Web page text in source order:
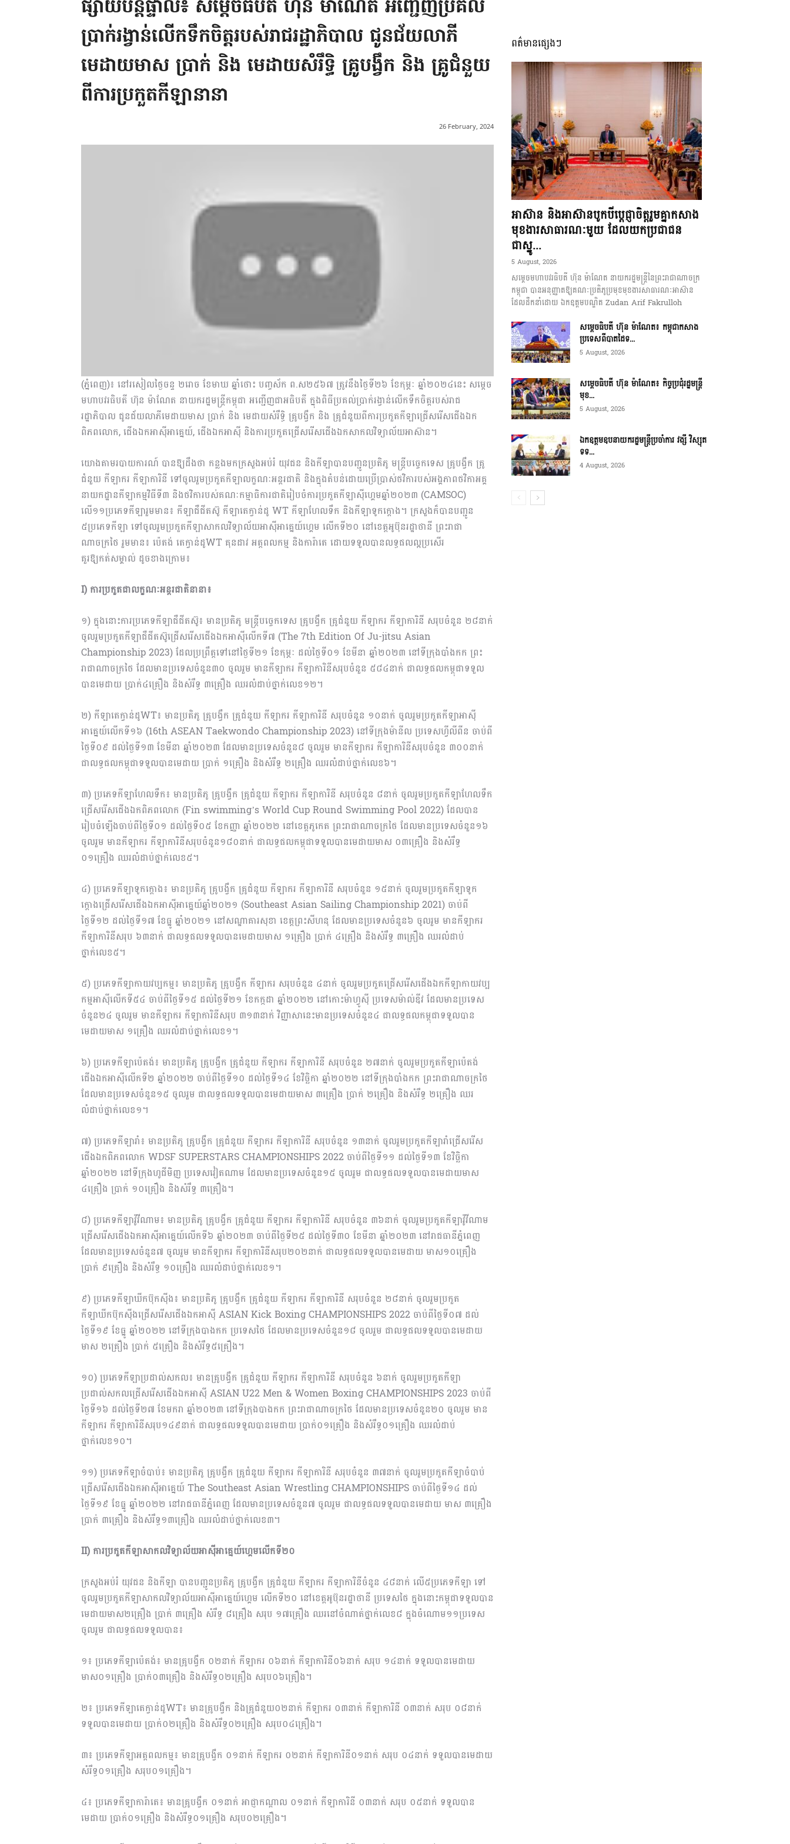
ប្រតិកម្ម
រហ័ស
ផ្សាយបន្តផ្ទាល់៖ សម្តេចធិបតី ហ៊ុន ម៉ាណែត អញ្ជើញប្រគល់
ប្រាក់រង្វាន់លើកទឹកចិត្តរបស់រាជរដ្ឋាភិបាល ជូនជ័យលាភី
មេដាយមាស ប្រាក់ និង មេដាយសំរឹទ្ធិ គ្រូបង្វឹក និង គ្រូជំនួយ
ពីការប្រកួតកីឡានានា
26 February, 2024
(ភ្នំពេញ)៖ នៅរសៀលថ្ងៃចន្ទ ២រោច ខែមាឃ ឆ្នាំថោះ បញ្ចស័ក ព.ស២៥៦៧ ត្រូវនឹងថ្ងៃទី២៦ ខែកុម្ភៈ ឆ្នាំ២០២៤នេះ សម្តេច
មហាបវរធិបតី ហ៊ុន ម៉ាណែត នាយករដ្ឋមន្ត្រីកម្ពុជា អញ្ជើញជាអធិបតី ក្នុងពិធីប្រគល់ប្រាក់រង្វាន់លើកទឹកចិត្តរបស់រាជ
រដ្ឋាភិបាល ជូនជ័យលាភីមេដាយមាស ប្រាក់ និង មេដាយសំរឹទ្ធិ គ្រូបង្វឹក និង គ្រូជំនួយពីការប្រកួតកីឡា​ជ្រើសរើសជើងឯក
ពិភពលោក, ជើងឯកអាស៊ី​អាគ្នេយ៍, ជើងឯកអាស៊ី និងការប្រកួតជ្រើសរើសជើងឯកសាកលវិទ្យាល័យអាស៊ាន។
យោងតាមរបាយការណ៍ បានឱ្យដឹងថា កន្លងមកក្រសួងអប់រំ យុវជន និងកីឡាបានបញ្ជូនប្រតិភូ មន្ដ្រីបច្ចេកទេស គ្រូបង្វឹក គ្រូ
ជំនួយ កីឡាករ កីឡាការិនី ទៅចូលរួមប្រកួតកីឡាលក្ខណៈអន្ដរជាតិ និងក្នុងតំបន់ដោយប្រើប្រាស់ថវិកា​របស់អង្គភាព​ថវិកាអគ្គ
នាយកដ្ឋានកីឡាកម្មវិធីទី៣ និងថវិការបស់គណៈកម្មាធិការជាតិរៀបចំការប្រកួត​កីឡាស៊ីហ្គេម​ឆ្នាំ២០២៣ (CAMSOC)
លើ១១ប្រភេទកីឡារួមមាន៖ កីឡាជឺជីតស៊ូ កីឡាតេក្វាន់ដូ WT កីឡាហែល​ទឹក និងកីឡាទូកក្ដោង។ ក្រសួងក៏បានបញ្ជូន
៥ប្រភេទកីឡា ទៅចូលរួមប្រកួតកីឡា​សាកល​វិទ្យាល័យ​អាស៊ីអាគ្នេយ៍ហ្គេម លើកទី២០ នៅខេត្ដអូប៊ុនរដ្ឋាថានី ព្រះរាជា
ណាចក្រថៃ រួមមាន៖ ប៉េតង់ តេក្វាន់ដូWT គុនដាវ អត្ដពលកម្ម និងការ៉ាតេ ដោយទទួលបានលទ្ធផលល្អប្រសើរ
គួរឱ្យកត់សម្គាល់ ដូចខាងក្រោម៖
I) ការប្រកួតជាលក្ខណៈអន្ដរជាតិនានា៖
១) ក្នុងនោះការប្រភេទកីឡាជឺជីតស៊ូ៖ មានប្រតិភូ មន្ដ្រីបច្ចេកទេស គ្រូបង្វឹក គ្រូជំនួយ កីឡាករ កីឡាការិនី សរុបចំនួន ២៨នាក់
ចូលរួមប្រកួតកីឡាជឺជីតស៊ូជ្រើសរើសជើងឯកអាស៊ីលើកទី៧ (The 7th Edition Of Ju-jitsu Asian
Championship 2023) ដែលប្រព្រឹត្តទៅនៅថ្ងៃទី២១ ខែកុម្ភៈ ដល់ថ្ងៃ​ទី០១ ខែមីនា ឆ្នាំ២០២៣ នៅទីក្រុងបាំងកក ព្រះ
រាជាណាចក្រថៃ ដែលមានប្រទេសចំនួន៣០ ចូលរួម មានកីឡាករ កីឡាការិនីសរុបចំនួន ៥៨៤នាក់ ជាលទ្ធផលកម្ពុជាទទួល
បានមេដាយ ប្រាក់​៤គ្រឿង និងសំរឹទ្ធ ៣គ្រឿង ឈរលំដាប់ថ្នាក់លេខ១២។
២) កីឡាតេក្វាន់ដូWT៖ មានប្រតិភូ គ្រូបង្វឹក គ្រូជំនួយ កីឡាករ កីឡាការិនី សរុបចំនួន ១០នាក់ ចូលរួម​ប្រកួតកីឡាអាស៊ី
អាគ្នេយ៍លើកទី១៦ (16th ASEAN Taekwondo Championship 2023) នៅ​ទីក្រុងម៉ានីល ប្រទេសហ្វីលីពីន ចាប់ពី
ថ្ងៃទី០៩ ដល់ថ្ងៃទី១៣ ខែមីនា ឆ្នាំ២០២៣ ដែលមានប្រទេស​ចំនួន៨ ចូលរួម មានកីឡាករ កីឡាការិនីសរុបចំនួន ៣០០នាក់
ជាលទ្ធផលកម្ពុជាទទួលបាន​មេដាយ ប្រាក់ ១គ្រឿង និងសំរឹទ្ធ ២គ្រឿង ឈរលំដាប់ថ្នាក់លេខ៦។
៣) ប្រភេទកីឡាហែលទឹក៖ មានប្រតិភូ គ្រូបង្វឹក គ្រូជំនួយ កីឡាករ កីឡាការិនី សរុបចំនួន ៨នាក់ ចូល​រួម​ប្រកួតកីឡាហែលទឹក
ជ្រើសរើសជើងឯកពិភពលោក (Fin swimming’s World Cup Round Swimming Pool 2022) ដែលបាន
រៀបចំឡើងចាប់ពីថ្ងៃទី០១ ដល់ថ្ងៃទី០៥ ខែកញ្ញា ឆ្នាំ២០២២ នៅខេត្ដភូកេត ព្រះរាជាណាចក្រថៃ ដែលមានប្រទេសចំនួន១៦
ចូលរួម មានកីឡាករ កីឡាការិនី​សរុប​ចំនួន១៨០នាក់ ជាលទ្ធផលកម្ពុជាទទួលបានមេដាយមាស ០៣គ្រឿង និងសំរឹទ្ធ
០១គ្រឿង ឈរលំដាប់ថ្នាក់លេខ៥។
៤) ប្រភេទកីឡាទូកក្ដោង៖ មានប្រតិភូ គ្រូបង្វឹក គ្រូជំនួយ កីឡាករ កីឡាការិនី សរុបចំនួន ១៥នាក់ ចូល​រួមប្រកួតកីឡាទូក
ក្ដោងជ្រើសរើសជើងឯកអាស៊ីអាគ្នេយ៍ឆ្នាំ២០២១ (Southeast Asian Sailing Championship 2021) ចាប់ពី
ថ្ងៃទី១២ ដល់ថ្ងៃទី១៧ ខែធ្នូ ឆ្នាំ២០២១ នៅសណ្ឋាគារសុខា ខេត្ដ​ព្រះសីហនុ ដែលមានប្រទេសចំនួន៦ ចូលរួម មានកីឡាករ
កីឡាការិនីសរុប ៦៣នាក់ ជាលទ្ធ​ផល​ទទួល​បានមេដាយមាស ១គ្រឿង ប្រាក់ ៤គ្រឿង និងសំរឹទ្ធ ៣គ្រឿង ឈរលំដាប់
ថ្នាក់លេខ៥។
៥) ប្រភេទកីឡាកាយវប្បកម្ម៖ មានប្រតិភូ គ្រូបង្វឹក កីឡាករ សរុបចំនួន ៤នាក់ ចូលរួមប្រកួតជ្រើសរើស​ជើង​ឯកកីឡាកាយវប្ប
កម្មអាស៊ីលើកទី៥៤ ចាប់ពីថ្ងៃទី១៥ ដល់ថ្ងៃទី២១ ខែកក្កដា ឆ្នាំ២០២២ នៅ​កោះ​ម៉ាហ្វូស៊ី ប្រទេសម៉ាល់ឌីវ ដែលមានប្រទេស
ចំនួន២៤ ចូលរួម មានកីឡាករ កីឡាការិនីសរុប ៣១៣នាក់ វិញ្ញាសានេះមានប្រទេសចំនួន៤ ជាលទ្ធផលកម្ពុជាទទួលបាន
មេដាយមាស ១គ្រឿង ឈរលំដាប់ថ្នាក់លេខ១។
៦) ប្រភេទកីឡាប៉េតង់៖ មានប្រតិភូ គ្រូបង្វឹក គ្រូជំនួយ កីឡាករ កីឡាការិនី សរុបចំនួន ២៧នាក់ ចូល​រួមប្រកួតកីឡាប៉េតង់
ជើងឯកអាស៊ីលើកទី២ ឆ្នាំ២០២២ ចាប់ពីថ្ងៃទី១០ ដល់ថ្ងៃទី១៤ ខែវិច្ឆិកា ឆ្នាំ​២០២២ នៅទីក្រុងបាំងកក ព្រះរាជាណាចក្រថៃ
ដែលមានប្រទេសចំនួន១៥ ចូលរួម ជាលទ្ធផល​ទទួល​បានមេដាយមាស ៣គ្រឿង ប្រាក់ ២គ្រឿង និងសំរឹទ្ធ ២គ្រឿង ឈរ
លំដាប់ថ្នាក់លេខ១។
៧) ប្រភេទកីឡារាំ៖ មានប្រតិភូ គ្រូបង្វឹក គ្រូជំនួយ កីឡាករ កីឡាការិនី សរុបចំនួន ១៣នាក់ ចូលរួម​ប្រកួត​កីឡារាំជ្រើសរើស
ជើងឯកពិភពលោក WDSF SUPERSTARS CHAMPIONSHIPS 2022 ចាប់​ពី​ថ្ងៃទី១១ ដល់ថ្ងៃទី១៣ ខែវិច្ឆិកា
ឆ្នាំ២០២២ នៅទីក្រុងហូជីមិញ ប្រទេសវៀតណាម ដែលមានប្រទេស​ចំនួន១៥ ចូលរួម ជាលទ្ធផលទទួលបានមេដាយមាស
៤គ្រឿង ប្រាក់ ១០គ្រឿង និងសំរឹទ្ធ ៣គ្រឿង។
៨) ប្រភេទកីឡាវ៉ូវីណាម៖ មានប្រតិភូ គ្រូបង្វឹក គ្រូជំនួយ កីឡាករ កីឡាការិនី សរុបចំនួន ៣៦នាក់ ចូល​រួម​ប្រកួតកីឡាវ៉ូវីណាម
ជ្រើសរើសជើងឯកអាស៊ីអាគ្នេយ៍លើកទី៦ ឆ្នាំ២០២៣ ចាប់ពីថ្ងៃទី២៥ ដល់ថ្ងៃទី​៣០ ខែមីនា ឆ្នាំ២០២៣ នៅរាជធានីភ្នំពេញ
ដែលមានប្រទេសចំនួន៧ ចូលរួម មានកីឡាករ កីឡា​ការិនីសរុប២០២នាក់ ជាលទ្ធផលទទួលបានមេដាយ មាស១០គ្រឿង
ប្រាក់ ៩គ្រឿង និងសំរឹទ្ធ ១០គ្រឿង ឈរលំដាប់ថ្នាក់លេខ១។
៩) ប្រភេទកីឡាឃីកប៊ុកស៊ីង៖ មានប្រតិភូ គ្រូបង្វឹក គ្រូជំនួយ កីឡាករ កីឡាការិនី សរុបចំនួន ២៨នាក់ ចូលរួមប្រកួត
កីឡាឃីកប៊ុកស៊ីងជ្រើសរើសជើងឯកអាស៊ី ASIAN Kick Boxing CHAMPION​SHIPS 2022 ចាប់ពីថ្ងៃទី០៧ ដល់
ថ្ងៃទី១៩ ខែធ្នូ ឆ្នាំ២០២២ នៅទីក្រុងបាងកក ប្រទេសថៃ ដែល​មាន​ប្រទេសចំនួន១៨ ចូលរួម ជាលទ្ធផលទទួលបានមេដាយ
មាស ២គ្រឿង ប្រាក់ ៥គ្រឿង និង​សំរឹទ្ធ៥គ្រឿង។
១០) ប្រភេទកីឡាប្រដាល់សកល៖ មានគ្រូបង្វឹក គ្រូជំនួយ កីឡាករ កីឡាការិនី សរុបចំនួន ៦នាក់ ចូលរួម​ប្រកួតកីឡា
ប្រដាល់សកលជ្រើសរើសជើងឯកអាស៊ី ASIAN U22 Men & Women Boxing CHAMPIONSHIPS 2023 ចាប់ពី
ថ្ងៃទី១៦ ដល់ថ្ងៃទី២៧ ខែមករា ឆ្នាំ២០២៣ នៅទីក្រុងបាងកក ព្រះរាជាណាចក្រថៃ ដែលមានប្រទេសចំនួន២០ ចូលរួម មាន
កីឡាករ កីឡាការិនីសរុប១៤៩នាក់ ជាលទ្ធផលទទួលបានមេដាយ ប្រាក់០១គ្រឿង និងសំរឹទ្ធ០១គ្រឿង ឈរលំដាប់
ថ្នាក់លេខ១០។
១១) ប្រភេទកីឡាចំបាប់៖ មានប្រតិភូ គ្រូបង្វឹក គ្រូជំនួយ កីឡាករ កីឡាការិនី សរុបចំនួន ៣៧នាក់ ចូលរួម​ប្រកួតកីឡាចំបាប់
ជ្រើសរើសជើងឯកអាស៊ីអាគ្នេយ៍ The Southeast Asian Wrestling CHAM​PIONSHIPS ចាប់ពីថ្ងៃទី១៤ ដល់
ថ្ងៃទី១៩ ខែធ្នូ ឆ្នាំ២០២២ នៅរាជធានីភ្នំពេញ ដែលមាន​ប្រទេស​ចំនួន៧ ចូលរួម ជាលទ្ធផលទទួលបានមេដាយ មាស ៣គ្រឿង
ប្រាក់ ៣គ្រឿង និងសំរឹទ្ធ​១៣គ្រឿង ឈរលំដាប់ថ្នាក់លេខ៣។
II) ការប្រកួតកីឡាសាកលវិទ្យាល័យអាស៊ីអាគ្នេយ៍ហ្គេមលើកទី២០
ក្រសួងអប់រំ យុវជន និងកីឡា បានបញ្ជូនប្រតិភូ គ្រូបង្វឹក គ្រូជំនួយ កីឡាករ កីឡាការិនីចំនួន ៤៨នាក់ លើ៥ប្រភេទកីឡា ទៅ
ចូលរួមប្រកួតកីឡាសាកលវិទ្យាល័យអាស៊ីអាគ្នេយ៍ហ្គេម លើកទី២០ នៅខេត្ដ​អូប៊ុន​រដ្ឋាថានី ប្រទេសថៃ ក្នុងនោះកម្ពុជាទទួលបាន
មេដាយមាស២គ្រឿង ប្រាក់ ៣គ្រឿង សំរឹទ្ធ ៨គ្រឿង សរុប ១៧គ្រឿង ឈរនៅចំណាត់ថ្នាក់លេខ៨ ក្នុងចំណោម១១ប្រទេស
ចូលរួម ជាលទ្ធផល​ទទួលបាន៖
១៖ ប្រភេទកីឡាប៉េតង់៖ មានគ្រូបង្វឹក ០២នាក់ កីឡាករ ០៦នាក់ កីឡាការិនី០៦នាក់ សរុប ១៤នាក់ ទទួលបានមេដាយ
មាស០១គ្រឿង ប្រាក់០៣គ្រឿង និងសំរឹទ្ធ០២គ្រឿង សរុប០៦គ្រឿង។
២៖ ប្រភេទកីឡាតេក្វាន់ដូWT៖ មានគ្រូបង្វឹក និងគ្រូជំនួយ០២នាក់ កីឡាករ ០៣នាក់ កីឡាការិនី ០៣នាក់ សរុប ០៨នាក់
ទទួលបានមេដាយ ប្រាក់០២គ្រឿង និងសំរឹទ្ធ០២គ្រឿង សរុប០៤គ្រឿង។
៣៖ ប្រភេទកីឡាអត្ដពលកម្ម៖ មានគ្រូបង្វឹក ០១នាក់ កីឡាករ ០២នាក់ កីឡាការិនី០១នាក់ សរុប ០៤​នាក់ ទទួលបានមេដាយ
សំរឹទ្ធ០១គ្រឿង សរុប០១គ្រឿង។
៤៖ ប្រភេទកីឡាការ៉ាតេ៖ មានគ្រូបង្វឹក ០១នាក់ អាជ្ញាកណ្ដាល ០១នាក់ កីឡាការិនី ០៣នាក់ សរុប ០៥នាក់ ទទួលបាន
មេដាយ ប្រាក់០១គ្រឿង និងសំរឹទ្ធ០១គ្រឿង សរុប០២គ្រឿង។
ពត៌មានផ្សេងៗ
អាស៊ាន និងអាស៊ានបូកបីប្តេជ្ញាចិត្តរួមគ្នាកសាង
មុខងារសាធារណៈមួយ ដែលយកប្រជាជន
ជាស្នូ...
5 August, 2026
សម្តេចមហាបវរធិបតី ហ៊ុន ម៉ាណែត នាយករដ្ឋមន្ត្រីនៃព្រះរាជាណាចក្រ
កម្ពុជា បានអនុញ្ញាតឱ្យគណៈប្រតិភូប្រមុខមុខងារសាធារណៈអាស៊ាន
ដែលដឹកនាំដោយ ឯកឧត្តមបណ្ឌិត Zudan Arif Fakrulloh
សម្ដេចធិបតី ហ៊ុន ម៉ាណែត៖ កម្ពុជាកសាង
ប្រទេសពីបាតដៃទ...
5 August, 2026
សម្ដេចធិបតី ហ៊ុន ម៉ាណែត៖ កិច្ចប្រជុំរដ្ឋមន្ត្រី
មុខ...
5 August, 2026
ឯកឧត្តមឧបនាយករដ្ឋមន្ត្រីប្រចាំការ វង្សី វិស្សុត
ទទ...
4 August, 2026